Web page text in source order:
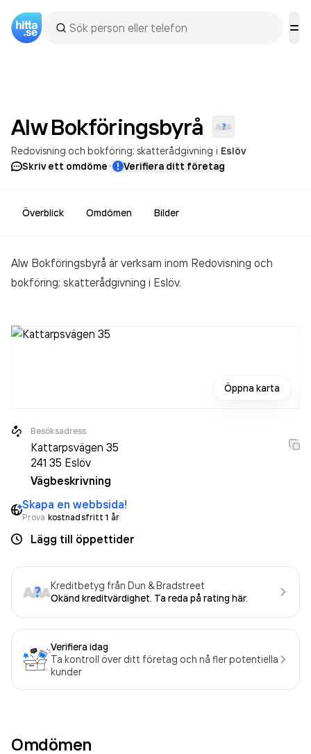
AlwBokföringsbyrå
Redovisning och bokföring; skatterådgivning i Eslöv
Skriv ett omdöme· Verifiera ditt företag
Överblick Omdömen Bilder
Alw Bokföringsbyrå är verksam inom Redovisning och
bokföring; skatterådgivning i Eslöv.
Öppna karta
Besöksadress
Kattarpsvägen 35
241 35 Eslöv
Vägbeskrivning
Skapa en webbsida!
Prova kostnadsfritt 1 år
Lägg till öppettider
Kreditbetyg från Dun & Bradstreet
Okänd kreditvärdighet. Ta reda på rating här.
Verifiera idag
Ta kontroll över ditt företag och nå fler potentiella
kunder
Omdömen